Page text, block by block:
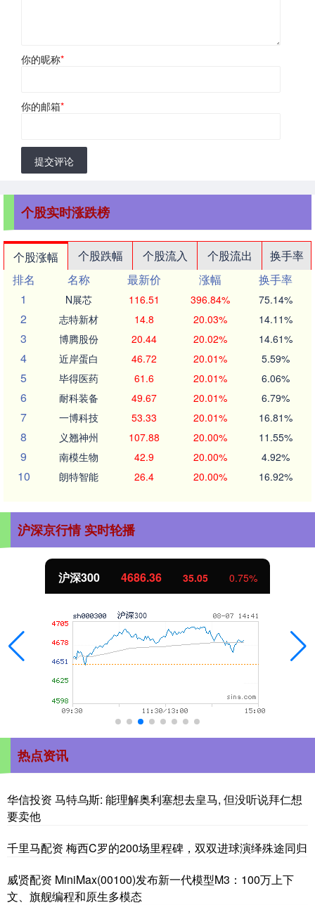
你的昵称*
你的邮箱*
提交评论
个股实时涨跌榜
个股涨幅 个股跌幅 个股流入 个股流出
换手率
排名
名称 最新价 涨幅
换手率
1
N展芯 116.51 396.84% 75.14%
2 志特新材 14.8 20.03% 14.11%
3 博腾股份 20.44 20.02% 14.61%
4 近岸蛋白 46.72 20.01% 5.59%
5 毕得医药 61.6 20.01% 6.06%
6 耐科装备 49.67 20.01% 6.79%
7 一博科技 53.33 20.01% 16.81%
8 义翘神州 107.88 20.00% 11.55%
9 南模生物 42.9 20.00% 4.92%
10 朗特智能 26.4 20.00% 16.92%
沪深京行情 实时轮播
北证50 1132.97 10.09 0.90%
热点资讯
华信投资 马特乌斯: 能理解奥利塞想去皇马, 但没听说拜仁想
要卖他
千里马配资 梅西C罗的200场里程碑，双双进球演绎殊途同归
威贤配资 MiniMax(00100)发布新一代模型M3：100万上下
文、旗舰编程和原生多模态